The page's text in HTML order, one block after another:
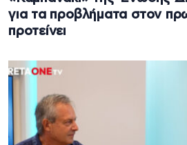
για τα προβλήματα στον
προτείνει